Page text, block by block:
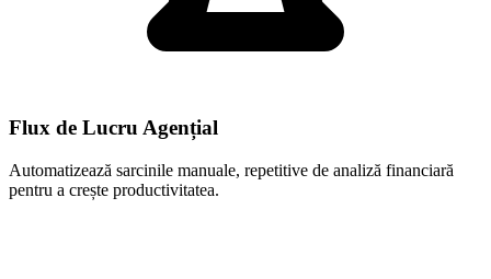
Flux de Lucru Agențial
Automatizează sarcinile manuale, repetitive de analiză financiară
pentru a crește productivitatea.